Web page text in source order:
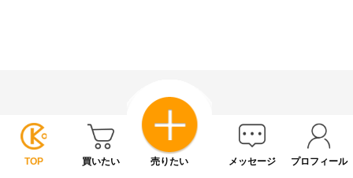
TOP 買いたい 売りたい プロフィール
メッセージ